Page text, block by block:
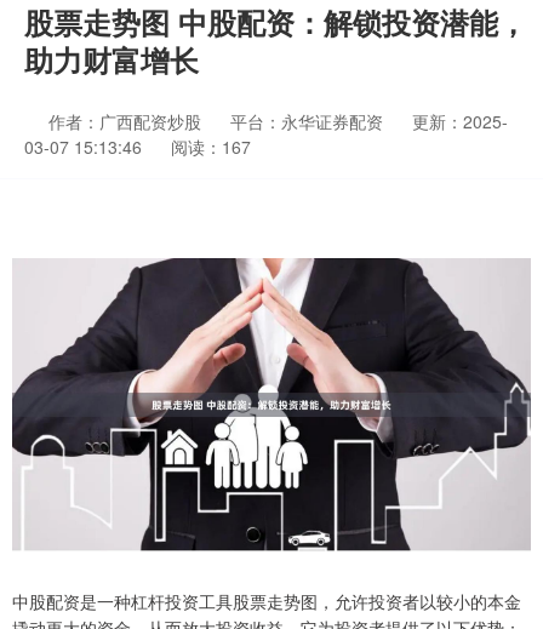
股票走势图 中股配资：解锁投资潜能，
助力财富增长
作者：广西配资炒股 平台：永华证券配资
更新：2025-
03-07 15:13:46
阅读：167
中股配资是一种杠杆投资工具股票走势图，允许投资者以较小的本金